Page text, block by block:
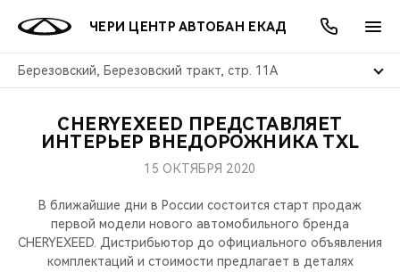
ЧЕРИ ЦЕНТР АВТОБАН ЕКАД
Березовский, Березовский тракт, стр. 11А
МОДЕЛИ
КРОССОВЕРЫ
ПОКУПАТЕЛЯМ
КРЕДИТ И СТРАХОВАНИЕ
ВЛАДЕЛЬЦАМ
ЗАПЧАСТИ И АКСЕССУАРЫ
ПОДДЕРЖКА
МИР CHERY
О БРЕНДЕ
CHERY В СОЦСЕТЯХ
АКЦИИ
ОНЛАЙН СЕРВИСЫ
КРЕДИТ
О КОМПАНИИ
МЫ В СОЦСЕТЯХ
CHERYEXEED ПРЕДСТАВЛЯЕТ
ИНТЕРЬЕР ВНЕДОРОЖНИКА TXL
15 ОКТЯБРЯ 2020
В ближайшие дни в России состоится старт продаж
первой модели нового автомобильного бренда
CHERYEXEED. Дистрибьютор до официального объявления
комплектаций и стоимости предлагает в деталях